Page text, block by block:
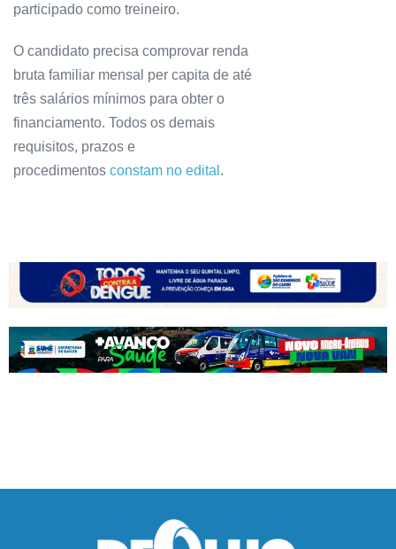
participado como treineiro.
O candidato precisa comprovar renda
bruta familiar mensal per capita de até
três salários mínimos para obter o
financiamento. Todos os demais
requisitos, prazos e
procedimentos constam no edital .